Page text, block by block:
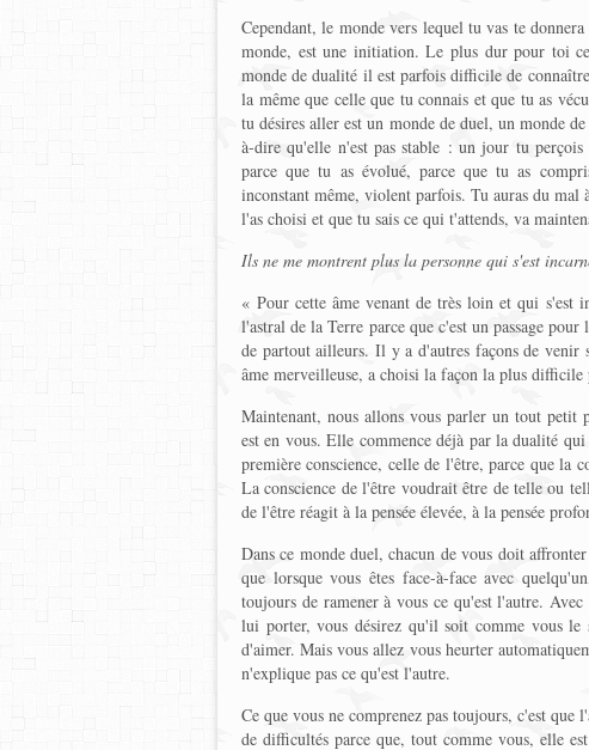
Cependant, le monde vers lequel tu vas te
monde, est une initiation. Le plus dur pour toi
monde de dualité il est parfois difficile de
la même que celle que tu connais et que tu as
tu désires aller est un monde de duel, un monde
à-dire qu'elle n'est pas stable : un jour tu
parce que tu as évolué, parce que tu as
inconstant même, violent parfois. Tu auras du
l'as choisi et que tu sais ce qui t'attends, va
Ils ne me montrent plus la personne qui s'est
« Pour cette âme venant de très loin et qui s'est
l'astral de la Terre parce que c'est un passage
de partout ailleurs. Il y a d'autres façons de venir
âme merveilleuse, a choisi la façon la plus
Maintenant, nous allons vous parler un tout
est en vous. Elle commence déjà par la dualité
première conscience, celle de l'être, parce que la
La conscience de l'être voudrait être de telle ou
de l'être réagit à la pensée élevée, à la pensée
Dans ce monde duel, chacun de vous doit
que lorsque vous êtes face-à-face avec
toujours de ramener à vous ce qu'est l'autre.
lui porter, vous désirez qu'il soit comme vous le
d'aimer. Mais vous allez vous heurter
n'explique pas ce qu'est l'autre.
Ce que vous ne comprenez pas toujours, c'est
de difficultés parce que, tout comme vous, elle